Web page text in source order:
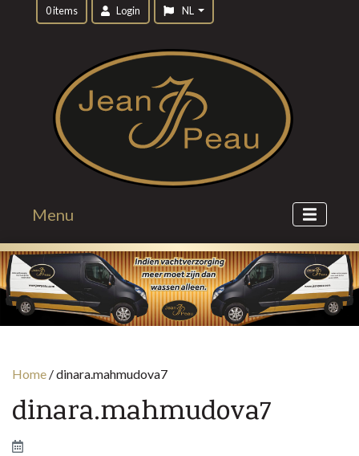
0 items Login NL
Menu
Home /dinara.mahmudova7
dinara.mahmudova7